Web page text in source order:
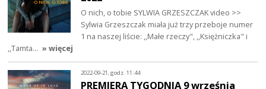
O nich, o tobie SYLWIA GRZESZCZAK video >>
Sylwia Grzeszczak miała już trzy przeboje numer
1 na naszej liście: ,,Małe rzeczy", ,,Księżniczka" i
,,Tamta… » więcej
2022-09-21, godz. 11:44
PREMIERA TYGODNIA 9 września